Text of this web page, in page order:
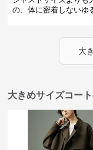
の、体に密着しないゆ
大
大きめサイズコー